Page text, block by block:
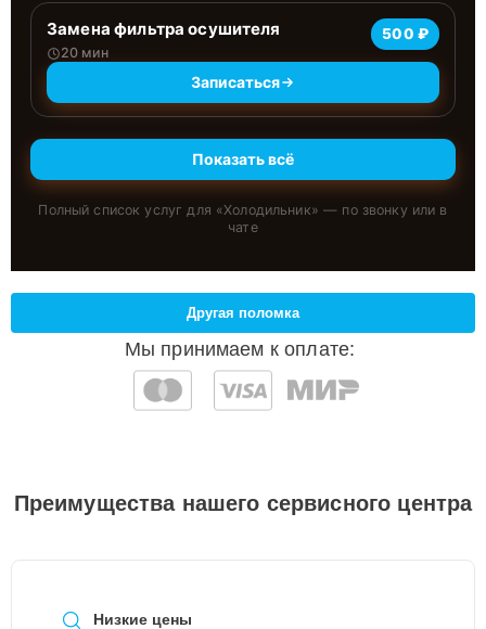
Замена фильтра осушителя
20 мин
500 ₽
Записаться
Показать всё
Полный список услуг для «Холодильник» — по звонку или в
чате
Мы принимаем к оплате:
Другая поломка
Преимущества нашего сервисного центра
Низкие цены